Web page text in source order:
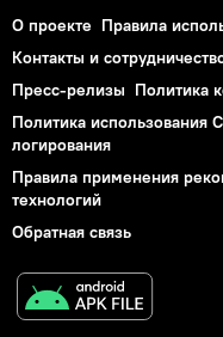
О проекте Правила
Контакты и
Пресс-релизы Политика
Политика использования
логирования
Правила применения
технологий
Обратная связь